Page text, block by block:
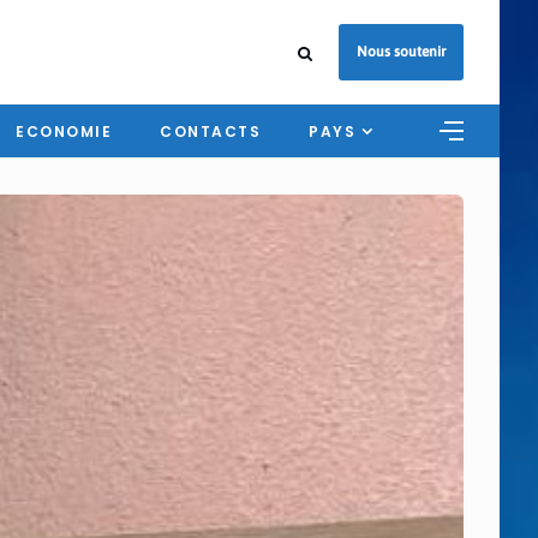
Nous soutenir
ECONOMIE CONTACTS PAYS